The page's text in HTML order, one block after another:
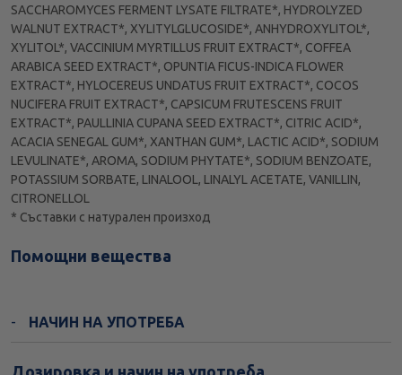
SACCHAROMYCES FERMENT LYSATE FILTRATE*, HYDROLYZED
WALNUT EXTRACT*, XYLITYLGLUCOSIDE*, ANHYDROXYLITOL*,
XYLITOL*, VACCINIUM MYRTILLUS FRUIT EXTRACT*, COFFEA
ARABICA SEED EXTRACT*, OPUNTIA FICUS-INDICA FLOWER
EXTRACT*, HYLOCEREUS UNDATUS FRUIT EXTRACT*, COCOS
NUCIFERA FRUIT EXTRACT*, CAPSICUM FRUTESCENS FRUIT
EXTRACT*, PAULLINIA CUPANA SEED EXTRACT*, CITRIC ACID*,
ACACIA SENEGAL GUM*, XANTHAN GUM*, LACTIC ACID*, SODIUM
LEVULINATE*, AROMA, SODIUM PHYTATE*, SODIUM BENZOATE,
POTASSIUM SORBATE, LINALOOL, LINALYL ACETATE, VANILLIN,
CITRONELLOL
* Съставки с натурален произход
Помощни вещества
НАЧИН НА УПОТРЕБА